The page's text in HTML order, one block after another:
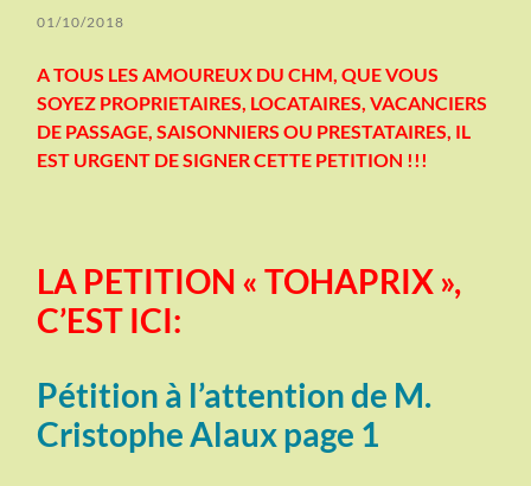
01/10/2018
A TOUS LES AMOUREUX DU CHM, QUE VOUS
SOYEZ PROPRIETAIRES, LOCATAIRES, VACANCIERS
DE PASSAGE, SAISONNIERS OU PRESTATAIRES, IL
EST URGENT DE SIGNER CETTE PETITION !!!
LA PETITION « TOHAPRIX »,
C’EST ICI:
Pétition à l’attention de M.
Cristophe Alaux page 1